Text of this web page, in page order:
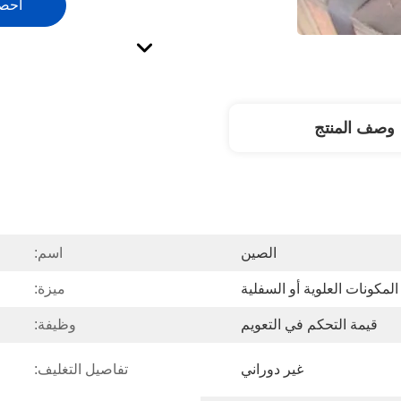
وصف المنتج
الصين اسم:
المكونات العلوية أو السفلية ميزة:
قيمة التحكم في التعويم وظيفة:
غير دوراني تفاصيل التغليف: